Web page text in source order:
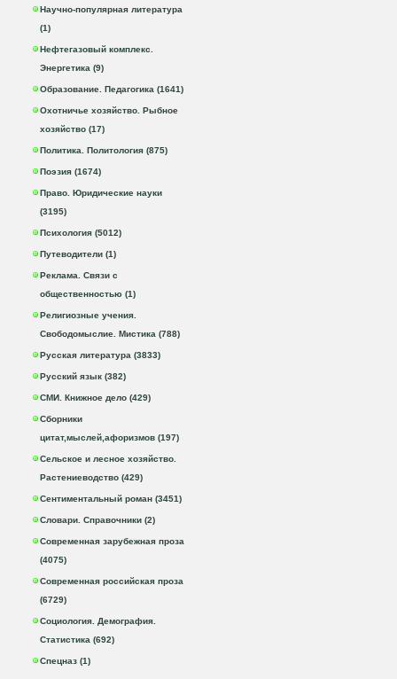
Научно-популярная литература
(1)
Нефтегазовый комплекс.
Энергетика (9)
Образование. Педагогика (1641)
Охотничье хозяйство. Рыбное
хозяйство (17)
Политика. Политология (875)
Поэзия (1674)
Право. Юридические науки
(3195)
Психология (5012)
Путеводители (1)
Реклама. Связи с
общественностью (1)
Религиозные учения.
Свободомыслие. Мистика (788)
Русская литература (3833)
Русский язык (382)
СМИ. Книжное дело (429)
Сборники
цитат,мыслей,афоризмов (197)
Сельское и лесное хозяйство.
Растениеводство (429)
Сентиментальный роман (3451)
Словари. Справочники (2)
Современная зарубежная проза
(4075)
Современная российская проза
(6729)
Социология. Демография.
Статистика (692)
Спецназ (1)